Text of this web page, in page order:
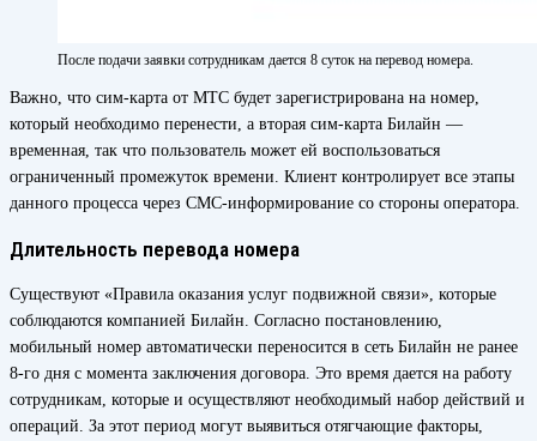
После подачи заявки сотрудникам дается 8 суток на перевод номера.
Важно, что сим-карта от МТС будет зарегистрирована на номер,
который необходимо перенести, а вторая сим-карта Билайн —
временная, так что пользователь может ей воспользоваться
ограниченный промежуток времени. Клиент контролирует все этапы
данного процесса через СМС-информирование со стороны оператора.
Длительность перевода номера
Существуют «Правила оказания услуг подвижной связи», которые
соблюдаются компанией Билайн. Согласно постановлению,
мобильный номер автоматически переносится в сеть Билайн не ранее
8-го дня с момента заключения договора. Это время дается на работу
сотрудникам, которые и осуществляют необходимый набор действий и
операций. За этот период могут выявиться отягчающие факторы,